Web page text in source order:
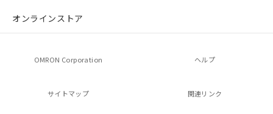
オンラインストア
OMRON Corporation ヘルプ
サイトマップ 関連リンク